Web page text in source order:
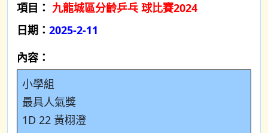
項目： 九龍城區分齡乒乓 球比賽2024
日期： 2025-2-11
內容：
小學組
最具人氣獎
1D 22 黃栩澄